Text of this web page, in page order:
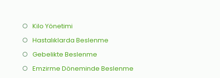
○ Kilo Yönetimi
○ Hastalıklarda Beslenme
○ Gebelikte Beslenme
○ Emzirme Döneminde Beslenme